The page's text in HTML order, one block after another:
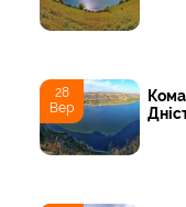
28
Вер